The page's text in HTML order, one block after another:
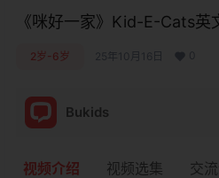
《咪好一家》Kid-E-Cats
2岁-6岁 25年10月16日
Bukids
视频介绍 视频选集 交